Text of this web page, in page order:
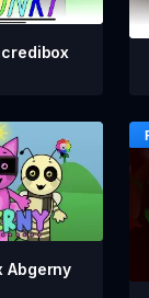
Abgerny